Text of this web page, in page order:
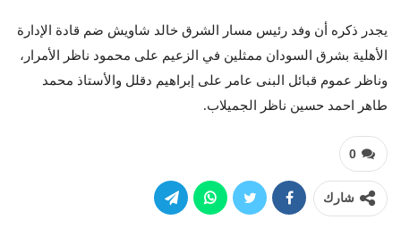
يجدر ذكره أن وفد رئيس مسار الشرق خالد شاويش ضم قادة الإدارة
الأهلية بشرق السودان ممثلين في الزعيم على محمود ناظر الأمرار،
وناظر عموم قبائل البنى عامر على إبراهيم دقلل والأستاذ محمد
طاهر احمد حسين ناظر الجميلاب.
0
شارك